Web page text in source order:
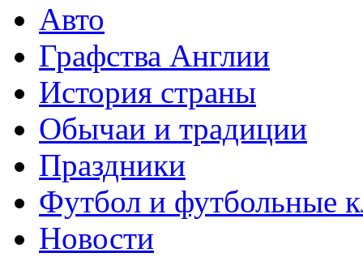
Авто
Графства Англии
История страны
Обычаи и традиции
Праздники
Футбол и футбольные
Новости